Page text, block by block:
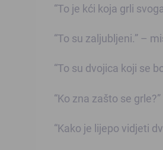
“To je kći koja grli
“To su zaljubljeni.” –
“To su dvojica koji se
“Ko zna zašto se
“Kako je lijepo vidjeti